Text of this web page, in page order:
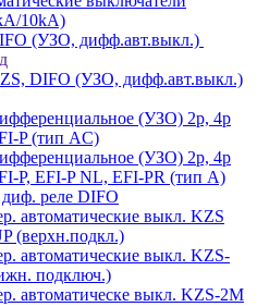
10kA)
(УЗО, дифф.авт.выкл.)
DIFO (УЗО, дифф.авт.выкл.)
(УЗО) 2р, 4р
P (тип AС)
(УЗО) 2р, 4р
P, EFI-P NL, EFI-PR (тип A)
реле DIFO
автоматические выкл. KZS
(верхн.подкл.)
автоматические выкл. KZS-
подключ.)
автоматическе выкл. KZS-2M